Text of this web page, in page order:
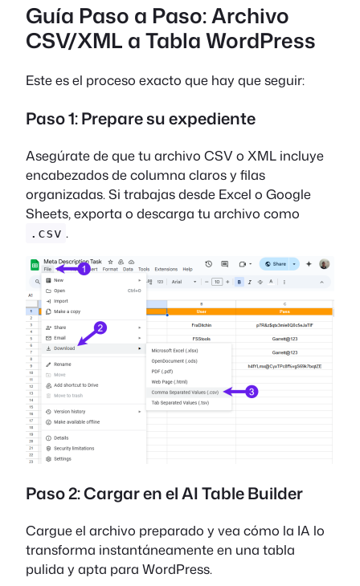
Guía Paso a Paso: Archivo
CSV/XML a Tabla WordPress
Este es el proceso exacto que hay que seguir:
Paso 1: Prepare su expediente
Asegúrate de que tu archivo CSV o XML incluye
encabezados de columna claros y filas
organizadas. Si trabajas desde Excel o Google
Sheets, exporta o descarga tu archivo como
.csv .
Paso 2: Cargar en el AI Table Builder
Cargue el archivo preparado y vea cómo la IA lo
transforma instantáneamente en una tabla
pulida y apta para WordPress.